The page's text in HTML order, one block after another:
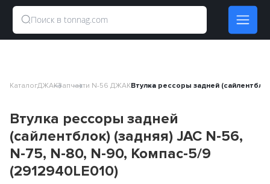
КаталогДЖАКЗапчасти N-56 ДЖАКВтулка рессоры задней
Втулка рессоры задней
(сайлентблок) (задняя) JAC N-56,
N-75, N-80, N-90, Компас-5/9
(2912940LE010)